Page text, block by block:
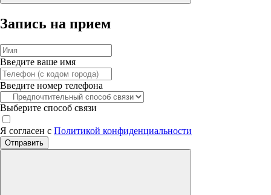
Запись на прием
Введите ваше имя
Введите номер телефона
Выберите способ связи
Я согласен с Политикой конфиденциальности
Отправить